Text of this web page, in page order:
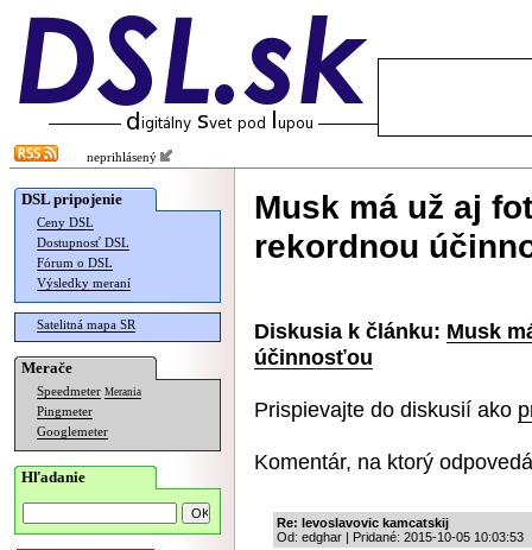
neprihlásený
DSL pripojenie
Ceny DSL
Dostupnosť DSL
Fórum o DSL
Výsledky meraní
Satelitná mapa SR
Merače
Speedmeter Merania
Pingmeter
Googlemeter
Hľadanie
Musk má už aj
rekordnou
Diskusia k článku: Musk
účinnosťou
Prispievajte do diskusií ako
Komentár, na ktorý
Re: levoslavovic kamcatskij
Od: edghar | Pridané: 2015-10-05 10:03:53